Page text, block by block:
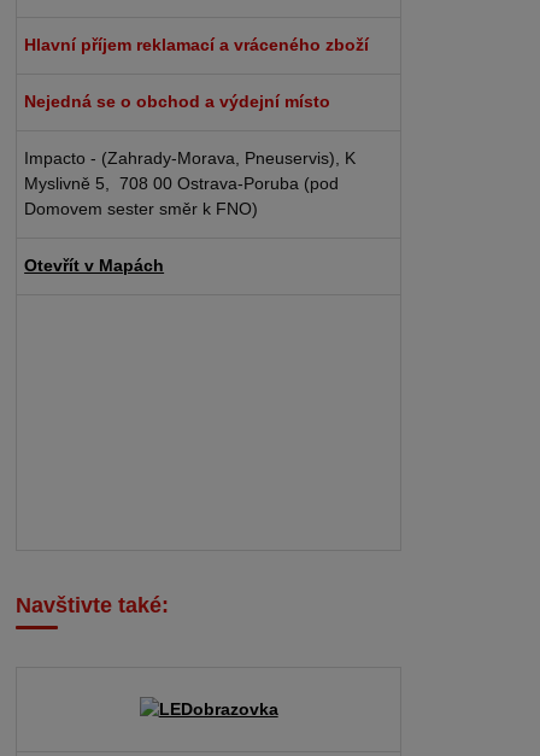
Hlavní příjem reklamací a vráceného zboží
Nejedná se o obchod a výdejní místo
Impacto - (Zahrady-Morava, Pneuservis), K
Myslivně 5, 708 00 Ostrava-Poruba (pod
Domovem sester směr k FNO)
Otevřít v Mapách
Navštivte také: